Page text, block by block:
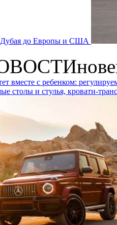
Дубая до Европы и США
столы и стулья, кровати-